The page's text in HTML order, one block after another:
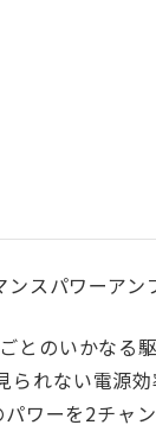
スパワーアン
とのいかなる
られない電源
ワーを2チャ